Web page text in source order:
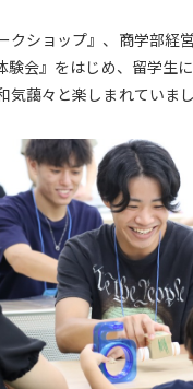
ショップ』、商学部経
会』をはじめ、留学生
藹々と楽しまれていまし